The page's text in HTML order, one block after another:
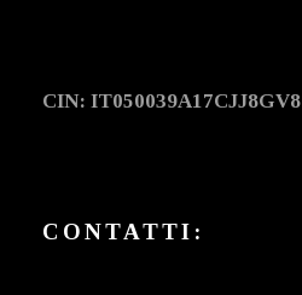
CIN: IT050039A17CJJ8GV8
CONTATTI: